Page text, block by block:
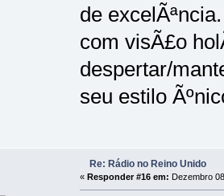
de
com visÃ£o
despertar/
seu estilo
Re: Rádio no Reino Unido
« Responder #16 em: Dezembro